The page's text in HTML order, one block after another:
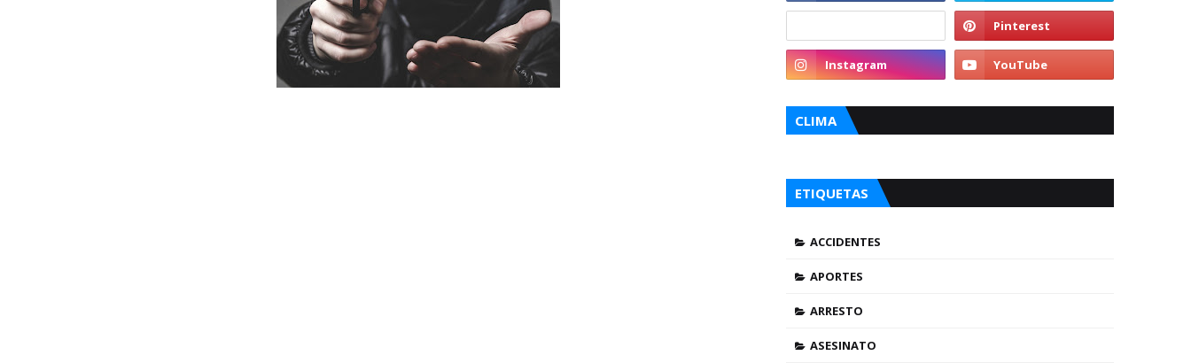
CLIMA
ETIQUETAS
ACCIDENTES
APORTES
ARRESTO
ASESINATO